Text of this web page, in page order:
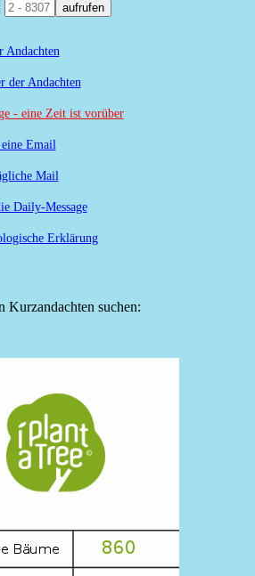
aufrufen
Andachten
der Andachten
- eine Zeit ist vorüber
Email
Mail
Daily-Message
Erklärung
Kurzandachten suchen: